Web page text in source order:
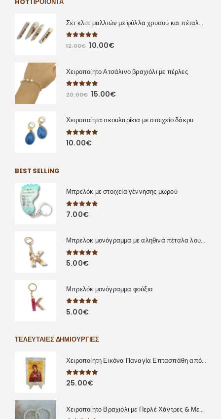
Σετ κλιπ μαλλιών με φύλλα χρυσού και πέταλα λουλουδιών
out of 5
12.00€ 10.00€
Χειροποίητο Ατσάλινο βραχιόλι με πέρλες
out of 5
20.00€ 15.00€
Χειροποίητα σκουλαρίκια με στοιχείο δάκρυ
0out of 5
10.00€
BEST SELLING
Μπρελόκ με στοιχεία γέννησης μωρού
0 out of 5
7.00€
Μπρελοκ μονόγραμμα με αληθινά πέταλα λουλουδιών
0 out of 5
5.00€
Μπρελόκ μονόγραμμα φούξια
0 out of 5
5.00€
ΤΕΛΕΥΤΑΊΕΣ ΔΗΜΙΟΥΡΓΊΕΣ
Χειροποίητη Εικόνα Παναγία Επτασπάθη από Υγρό Γυαλί
0out of 5
25.00€
Χειροποίητο Βραχιόλι με Περλέ Χάντρες & Μεταλλική Καρδιά